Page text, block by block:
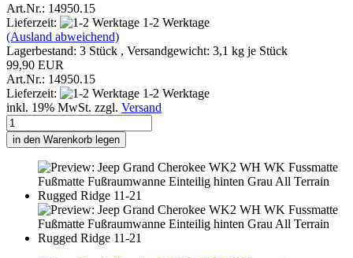
Art.Nr.: 14950.15
Lieferzeit:
1-2 Werktage
(Ausland abweichend)
Lagerbestand: 3 Stück , Versandgewicht: 3,1 kg je Stück
99,90 EUR
Art.Nr.: 14950.15
Lieferzeit:
1-2 Werktage
inkl. 19% MwSt. zzgl. Versand
in den Warenkorb legen